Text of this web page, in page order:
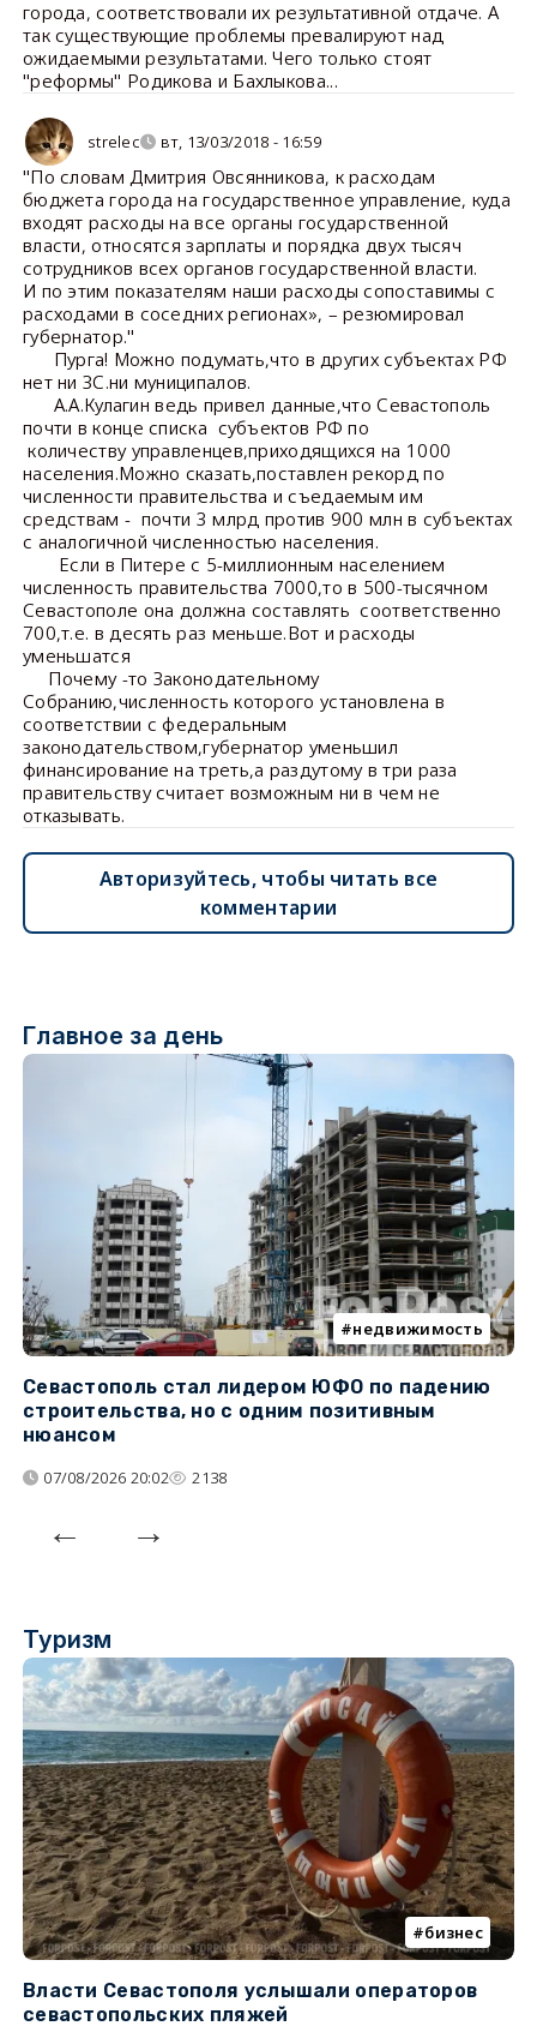
города, соответствовали их результативной отдаче. А
так существующие проблемы превалируют над
ожидаемыми результатами. Чего только стоят
"реформы" Родикова и Бахлыкова...
strelec вт, 13/03/2018 - 16:59
"По словам Дмитрия Овсянникова, к расходам
бюджета города на государственное управление, куда
входят расходы на все органы государственной
власти, относятся зарплаты и порядка двух тысяч
сотрудников всех органов государственной власти.
И по этим показателям наши расходы сопоставимы с
расходами в соседних регионах», – резюмировал
губернатор."
Пурга! Можно подумать,что в других субъектах РФ
нет ни ЗС.ни муниципалов.
А.А.Кулагин ведь привел данные,что Севастополь
почти в конце списка субъектов РФ по
количеству управленцев,приходящихся на 1000
населения.Можно сказать,поставлен рекорд по
численности правительства и съедаемым им
средствам - почти 3 млрд против 900 млн в субъектах
с аналогичной численностью населения.
Если в Питере с 5-миллионным населением
численность правительства 7000,то в 500-тысячном
Севастополе она должна составлять соответственно
700,т.е. в десять раз меньше.Вот и расходы
уменьшатся
Почему -то Законодательному
Собранию,численность которого установлена в
соответствии с федеральным
законодательством,губернатор уменьшил
финансирование на треть,а раздутому в три раза
правительству считает возможным ни в чем не
отказывать.
Авторизуйтесь, чтобы читать все
комментарии
Главное за день
недвижимость
Севастополь стал лидером ЮФО по падению
строительства, но с одним позитивным
нюансом
07/08/2026 20:02 2138
Туризм
бизнес
Власти Севастополя услышали операторов
севастопольских пляжей